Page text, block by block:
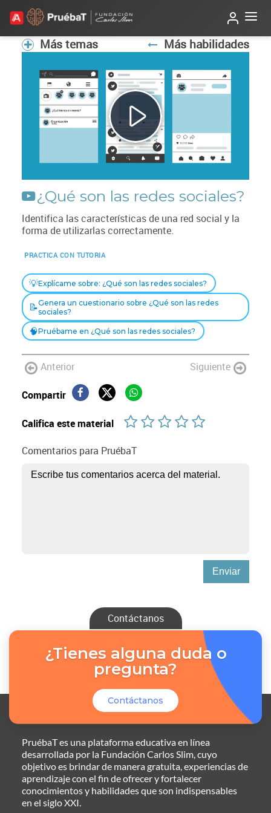
Más temas Más habilidades
Reproducir
Vídeo
¿Qué son las redes sociales?
Identifica las características de una red social y la
forma de utilizarlas correctamente.
PRACTICA CON TUTORIA
💡Explícame sobre: ¿Qué son las redes sociales?
📝Genera un cuestionario sobre ¿Qué son las redes
sociales?
🧠Pruébame en ¿Qué son las redes sociales?
Anterior Siguiente
Compartir
Califica este material
Comentarios para PruébaT
Enviar
Contáctanos
¿Tienes alguna duda o
pregunta?
Contáctanos
PruébaT es una plataforma educativa en línea
desarrollada por la Fundación Carlos Slim, cuyo
objetivo es brindar de manera gratuita, experiencias de
aprendizaje con el fin de ofrecer y fortalecer
conocimientos y habilidades que son indispensables
en el siglo XXI.
TutorIABeta